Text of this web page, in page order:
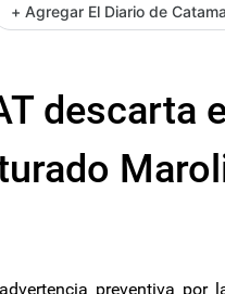
+ Agregar El Diario de
descarta
preventiva por